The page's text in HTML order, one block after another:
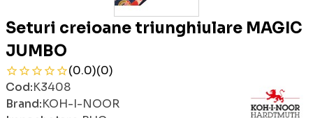
Seturi creioane triunghiulare MAGIC
JUMBO
(0.0)(0)
Cod:K3408
Brand:KOH-I-NOOR